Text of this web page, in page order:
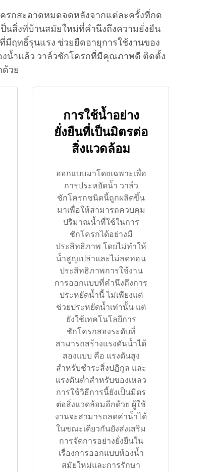
รกสะอาดหมดจดหลังจากแต่ละครั้งที่กด
นสิ่งที่บ้านสมัยใหม่ที่คำนึงถึงความยั่งยืน
ฤทธิ์รุนแรง ช่วยยืดอายุการใช้งานของ
งน้ำแล้ว วาล์วชักโครกที่มีคุณภาพดี ติดตั้ง
ด้วย
การใช้น้ำอย่าง
ยั่งยืนที่เป็นมิตรต่อ
สิ่งแวดล้อม
ออกแบบมาโดยเฉพาะเพื่อ
การประหยัดน้ำ วาล์ว
ชักโครกชนิดนี้ถูกผลิตขึ้น
มาเพื่อให้สามารถควบคุม
ปริมาณน้ำที่ใช้ในการ
ชักโครกได้อย่างมี
ประสิทธิภาพ โดยไม่ทำให้
น้ำสูญเปล่าและไม่ลดทอน
ประสิทธิภาพการใช้งาน
การออกแบบที่คำนึงถึงการ
ประหยัดน้ำนี้ ไม่เพียงแต่
ช่วยประหยัดน้ำเท่านั้น แต่
ยังใช้เทคโนโลยีการ
ชักโครกสองระดับที่
สามารถสร้างแรงดันน้ำได้
สองแบบ คือ แรงดันสูง
สำหรับชำระสิ่งปฏิกูล และ
แรงดันต่ำสำหรับของเหลว
การใช้วิธีการนี้ยังเป็นมิตร
ต่อสิ่งแวดล้อมอีกด้วย ผู้ใช้
งานจะสามารถลดค่าน้ำได้
ในขณะเดียวกันยังส่งเสริม
การจัดการอย่างยั่งยืนใน
เรื่องการออกแบบห้องน้ำ
สมัยใหม่และการรักษา